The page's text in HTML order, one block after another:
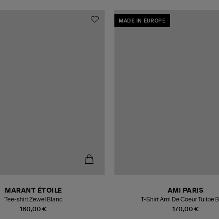
160,00 €
MARANT ÉTOILE
Tee-shirt Zewel Blanc
MADE IN EUROPE
170,00 €
AMI PARIS
T-Shirt Ami De Coeur Tulipe